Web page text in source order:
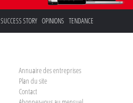
SUCCESS STORY OPINIONS TENDANCE
Annuaire des entreprises
Plan du site
Contact